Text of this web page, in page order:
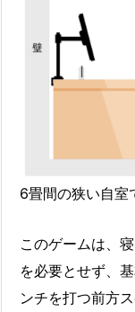
6畳間の狭い自室
このゲームは、
を必要とせず、
ンチを打つ前方